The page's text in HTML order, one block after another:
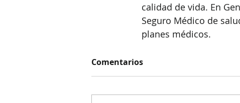
calidad de vida. En
Seguro Médico de
planes médicos.
Comentarios